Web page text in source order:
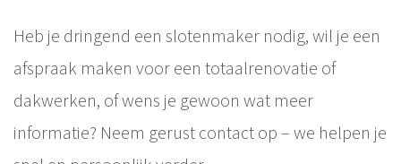
Heb je dringend een slotenmaker nodig, wil je een
afspraak maken voor een totaalrenovatie of
dakwerken, of wens je gewoon wat meer
informatie? Neem gerust contact op – we helpen je